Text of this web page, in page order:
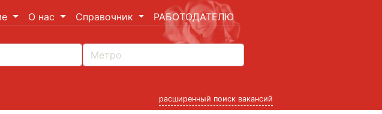
О нас Справочник РАБОТОДАТЕЛЮ
расширенный поиск вакансий